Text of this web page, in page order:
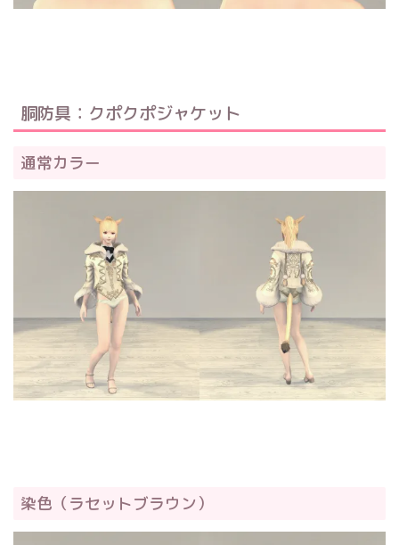
胴防具：クポクポジャケット
通常カラー
染色（ラセットブラウン）